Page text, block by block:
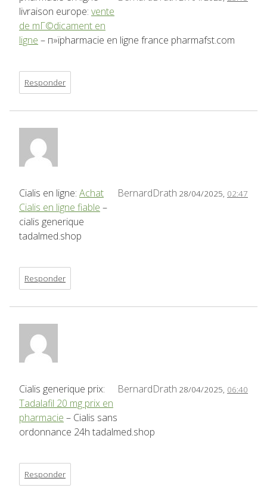
livraison europe: vente
de mГ©dicament en
ligne – п»їpharmacie en ligne france pharmafst.com
Responder
BernardDrath 28/04/2025, 02:47
Cialis en ligne: Achat
Cialis en ligne fiable –
cialis generique
tadalmed.shop
Responder
BernardDrath 28/04/2025, 06:40
Cialis generique prix:
Tadalafil 20 mg prix en
pharmacie – Cialis sans
ordonnance 24h tadalmed.shop
Responder